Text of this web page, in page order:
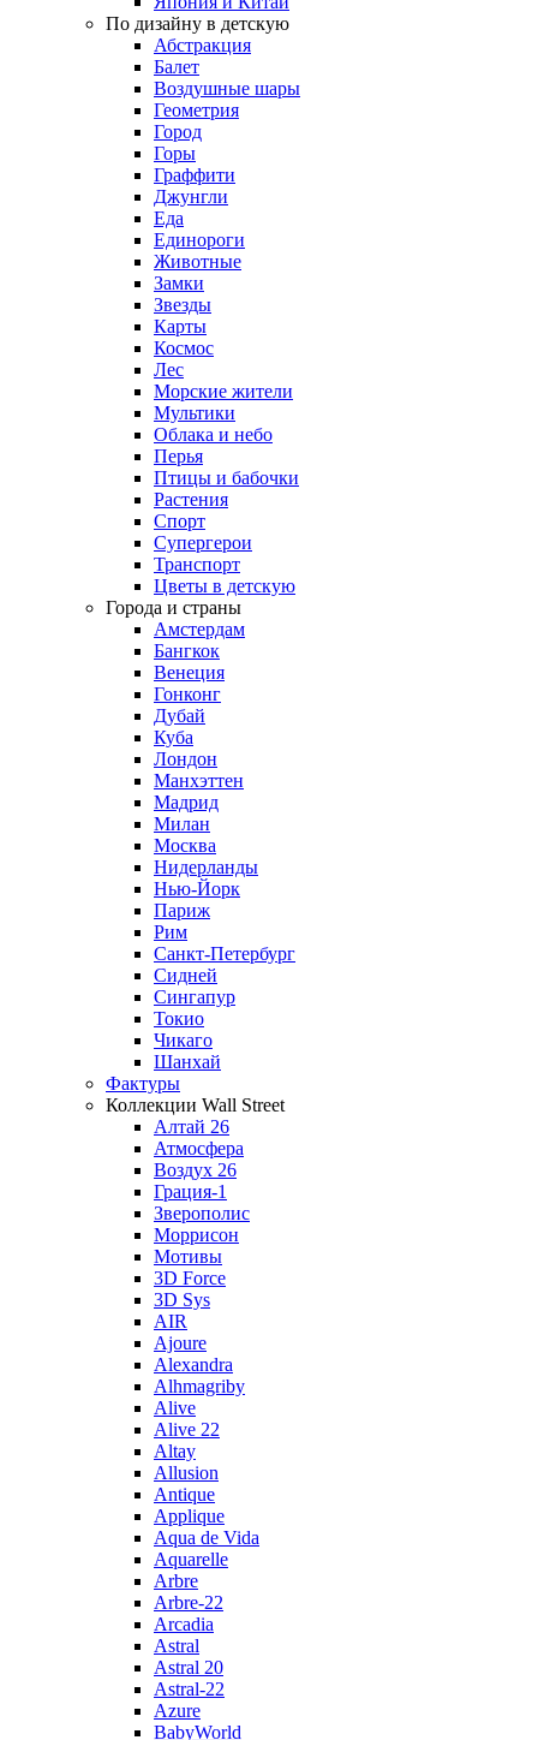
По дизайну в детскую
Абстракция
Балет
Воздушные шары
Геометрия
Город
Горы
Граффити
Джунгли
Еда
Единороги
Животные
Замки
Звезды
Карты
Космос
Лес
Морские жители
Мультики
Облака и небо
Перья
Птицы и бабочки
Растения
Спорт
Супергерои
Транспорт
Цветы в детскую
Города и страны
Амстердам
Бангкок
Венеция
Гонконг
Дубай
Куба
Лондон
Манхэттен
Мадрид
Милан
Москва
Нидерланды
Нью-Йорк
Париж
Рим
Санкт-Петербург
Сидней
Сингапур
Токио
Чикаго
Шанхай
Фактуры
Коллекции Wall Street
Алтай 26
Атмосфера
Воздух 26
Грация-1
Зверополис
Моррисон
Мотивы
3D Force
3D Sys
AIR
Ajoure
Alexandra
Alhmagriby
Alive
Alive 22
Altay
Allusion
Antique
Applique
Aqua de Vida
Aquarelle
Arbre
Arbre-22
Arcadia
Astral
Astral 20
Astral-22
Azure
BabyWorld